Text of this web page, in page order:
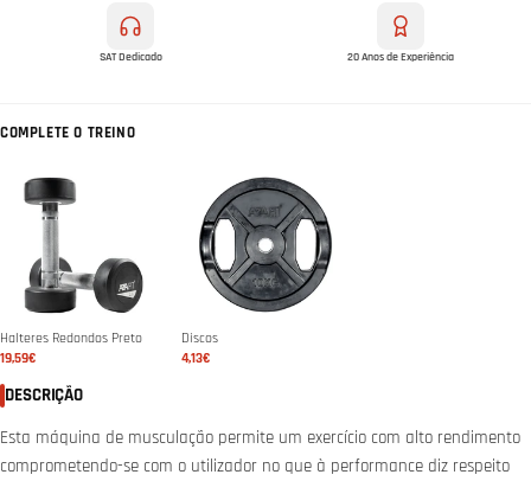
SAT Dedicado 20 Anos de Experiência
COMPLETE O TREINO
Halteres Redondos Preto
19,59€
Discos
4,13€
DESCRIÇÃO
Esta máquina de musculação permite um exercício com alto rendimento
comprometendo-se com o utilizador no que à performance diz respeito